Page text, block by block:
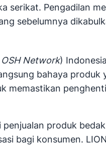
serikat. Pengadilan
sebelumnya
Network)
bahaya produk
memastikan
produk
bagi konsumen.